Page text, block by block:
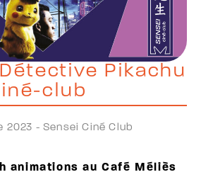
Pikachu
club
2023 - Sensei Ciné Club
animations au Café Méliès